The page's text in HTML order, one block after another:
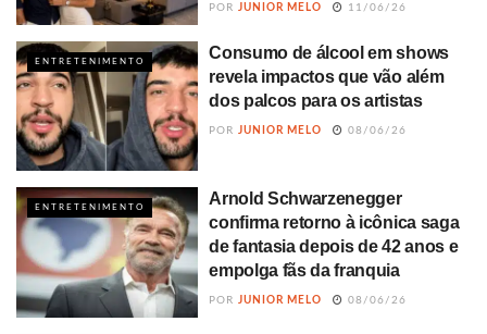
POR JUNIOR MELO 11/06/26
ENTRETENIMENTO
Consumo de álcool em shows
revela impactos que vão além
dos palcos para os artistas
POR JUNIOR MELO 08/06/26
ENTRETENIMENTO
Arnold Schwarzenegger
confirma retorno à icônica saga
de fantasia depois de 42 anos e
empolga fãs da franquia
POR JUNIOR MELO 08/06/26